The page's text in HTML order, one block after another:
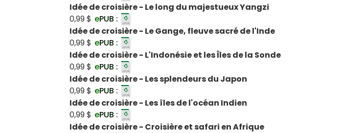
Idée de croisière - Le long du majestueux Yangzi
0,99 $ ePUB :
Idée de croisière - Le Gange, fleuve sacré de l'Inde
0,99 $ ePUB :
Idée de croisière - L'Indonésie et les Îles de la Sonde
0,99 $ ePUB :
Idée de croisière - Les splendeurs du Japon
0,99 $ ePUB :
Idée de croisière - Les îles de l'océan Indien
0,99 $ ePUB :
Idée de croisière - Croisière et safari en Afrique